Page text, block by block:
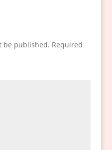
be published. Required